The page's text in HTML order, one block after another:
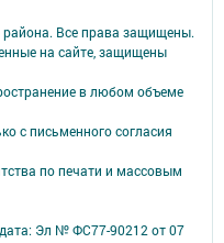
района. Все права защищены.
на сайте, защищены
в любом объеме
с письменного согласия
по печати и массовым
Эл № ФС77-90212 от 07